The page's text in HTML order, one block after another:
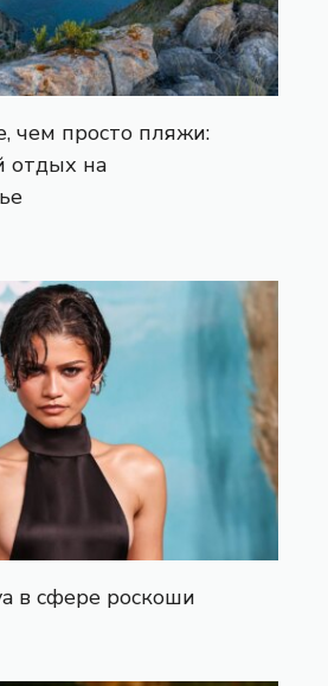
чем просто пляжи:
отдых на
в сфере роскоши